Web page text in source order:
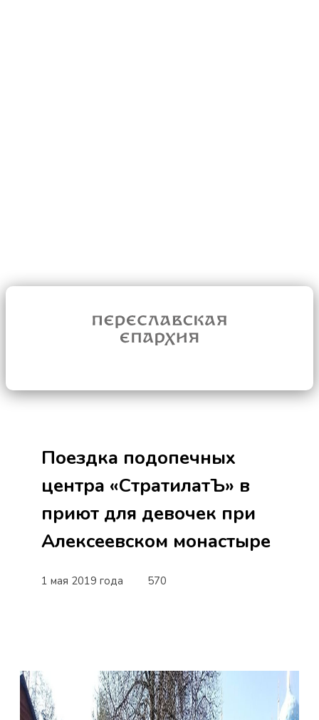
Поездка подопечных
центра «СтратилатЪ» в
приют для девочек при
Алексеевском монастыре
1 мая 2019 года 570